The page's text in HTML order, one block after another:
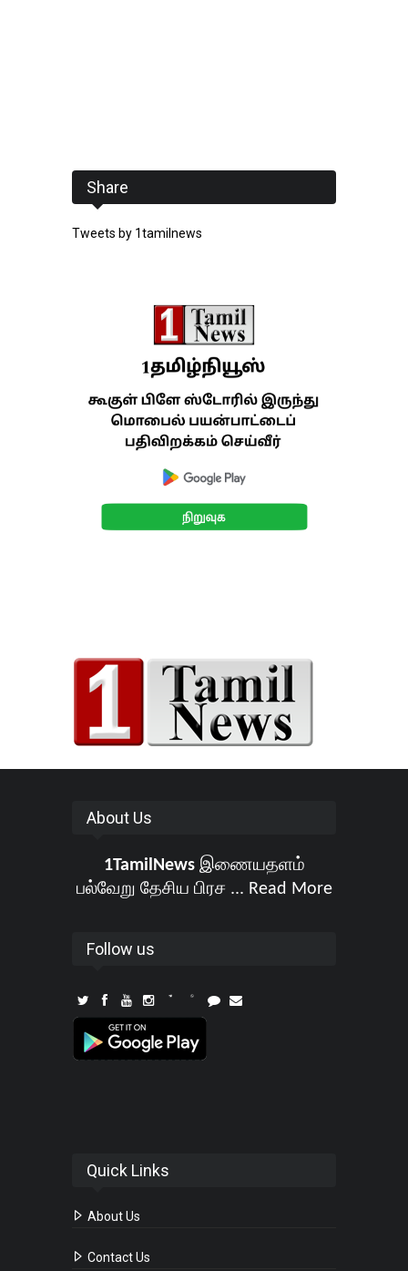
Share
Tweets by 1tamilnews
About Us
1TamilNewsஇணையதளம்
பல்வேறு தேசிய பிரச ... Read More
Follow us
Quick Links
About Us
Contact Us